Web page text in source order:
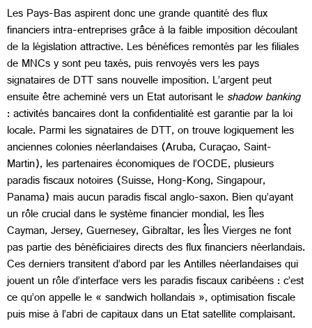
Les Pays-Bas aspirent donc une grande quantité des flux
financiers intra-entreprises grâce à la faible imposition découlant
de la législation attractive. Les bénéfices remontés par les filiales
de MNCs y sont peu taxés, puis renvoyés vers les pays
signataires de DTT sans nouvelle imposition. L’argent peut
ensuite être acheminé vers un Etat autorisant leshadow banking
: activités bancaires dont la confidentialité est garantie par la loi
locale. Parmi les signataires de DTT, on trouve logiquement les
anciennes colonies néerlandaises (Aruba, Curaçao, Saint-
Martin), les partenaires économiques de l’OCDE, plusieurs
paradis fiscaux notoires (Suisse, Hong-Kong, Singapour,
Panama) mais aucun paradis fiscal anglo-saxon. Bien qu’ayant
un rôle crucial dans le système financier mondial, les Îles
Cayman, Jersey, Guernesey, Gibraltar, les Îles Vierges ne font
pas partie des bénéficiaires directs des flux financiers néerlandais.
Ces derniers transitent d’abord par les Antilles néerlandaises qui
jouent un rôle d’interface vers les paradis fiscaux caribéens : c’est
ce qu’on appelle le « sandwich hollandais », optimisation fiscale
puis mise à l’abri de capitaux dans un Etat satellite complaisant.